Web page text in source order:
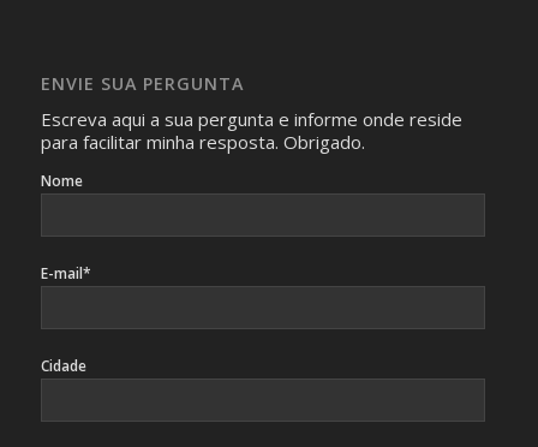
identificação da pessoa fotografada.
ENVIE SUA PERGUNTA
Escreva aqui a sua pergunta e informe onde reside
para facilitar minha resposta. Obrigado.
Nome
E-mail*
Cidade